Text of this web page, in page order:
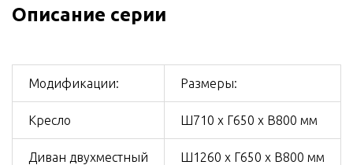
Описание серии
Модификации: Размеры:
Кресло Ш710 х Г650 х В800 мм
Диван двухместный Ш1260 х Г650 х В800 мм